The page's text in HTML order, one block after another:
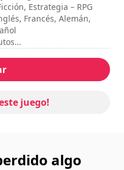
Estrategia – RPG
Francés, Alemán,
juego!
algo